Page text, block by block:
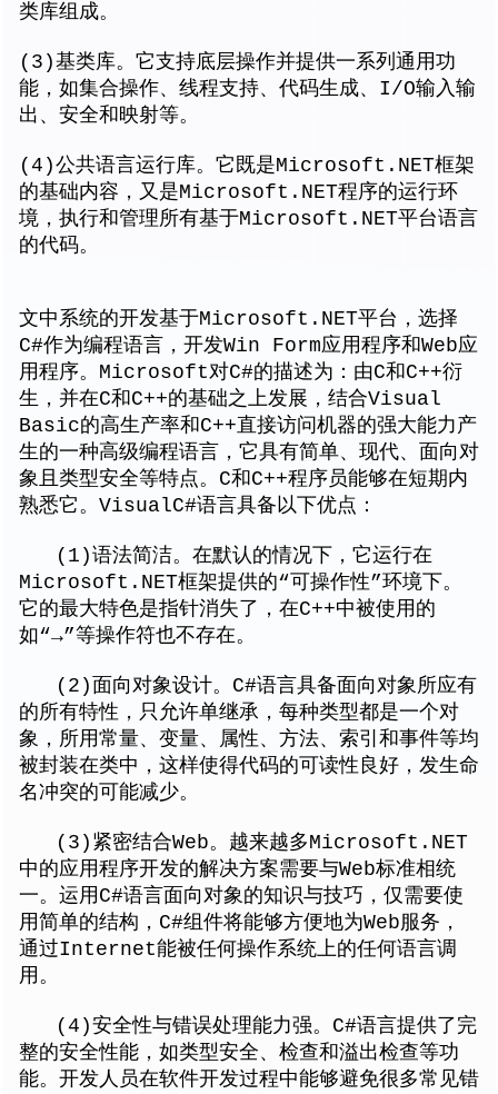
类库组成。
(3)基类库。它支持底层操作并提供一系列通用功
能，如集合操作、线程支持、代码生成、I/O输入输
出、安全和映射等。
(4)公共语言运行库。它既是Microsoft.NET框架
的基础内容，又是Microsoft.NET程序的运行环
境，执行和管理所有基于Microsoft.NET平台语言
的代码。
文中系统的开发基于Microsoft.NET平台，选择
C#作为编程语言，开发Win Form应用程序和Web应
用程序。Microsoft对C#的描述为：由C和C++衍
生，并在C和C++的基础之上发展，结合Visual
Basic的高生产率和C++直接访问机器的强大能力产
生的一种高级编程语言，它具有简单、现代、面向对
象且类型安全等特点。C和C++程序员能够在短期内
熟悉它。VisualC#语言具备以下优点：
(1)语法简洁。在默认的情况下，它运行在
Microsoft.NET框架提供的“可操作性”环境下。
它的最大特色是指针消失了，在C++中被使用的
如“→”等操作符也不存在。
(2)面向对象设计。C#语言具备面向对象所应有
的所有特性，只允许单继承，每种类型都是一个对
象，所用常量、变量、属性、方法、索引和事件等均
被封装在类中，这样使得代码的可读性良好，发生命
名冲突的可能减少。
(3)紧密结合Web。越来越多Microsoft.NET
中的应用程序开发的解决方案需要与Web标准相统
一。运用C#语言面向对象的知识与技巧，仅需要使
用简单的结构，C#组件将能够方便地为Web服务，
通过Internet能被任何操作系统上的任何语言调
用。
(4)安全性与错误处理能力强。C#语言提供了完
整的安全性能，如类型安全、检查和溢出检查等功
能。开发人员在软件开发过程中能够避免很多常见错